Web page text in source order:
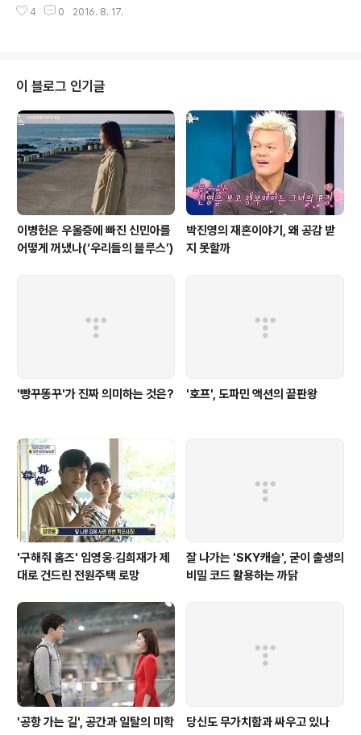
다는 사실 때문만은 아닐 것이다. 나쁜 남자라는 걸 알면서
했고 유혜정에게 사과를 했다. 하지만 유혜정은 더더욱 분
이 없었다. 이미 시효가 모두 지나버린 사건들이고, 당시 유
혜정의 아버지가 합의금을 받았다는 사실은 이런 과실을
문제 삼지 않겠다는 뜻도 들어 있었기 때문이다. 진실이 밝
혀졌지만 합당한 처벌이나 진심어린 사과가 이어지지 않는
현실. 유혜정은 그 앞에서 분노할 수밖에 없었다. 물론 멜로
라는 색깔을 전면에 갖고 있..
4 0 2016. 8. 17.
이 블로그 인기글
이병헌은 우울증에 빠진 신민아를
어떻게 꺼냈나(‘우리들의 블루스’)
박진영의 재혼이야기, 왜 공감 받
지 못할까
'빵꾸똥꾸'가 진짜 의미하는 것은? '호프', 도파민 액션의 끝판왕
'구해줘 홈즈' 임영웅·김희재가 제
대로 건드린 전원주택 로망
잘 나가는 'SKY캐슬', 굳이 출생의
비밀 코드 활용하는 까닭
'공항 가는 길', 공간과 일탈의 미학 당신도 무가치함과 싸우고 있나